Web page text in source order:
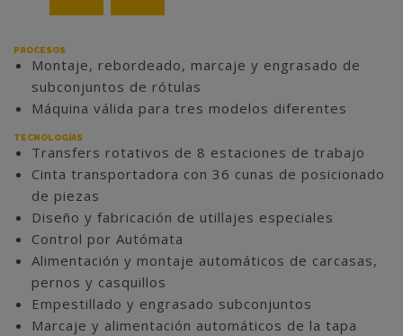
PROCESOS
Montaje, rebordeado, marcaje y engrasado de
subconjuntos de rótulas
Máquina válida para tres modelos diferentes
TECNOLOGÍAS
Transfers rotativos de 8 estaciones de trabajo
Cinta transportadora con 36 cunas de posicionado
de piezas
Diseño y fabricación de utillajes especiales
Control por Autómata
Alimentación y montaje automáticos de carcasas,
pernos y casquillos
Empestillado y engrasado subconjuntos
Marcaje y alimentación automáticos de la tapa